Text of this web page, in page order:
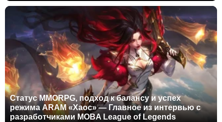
Статус MMORPG, подход к балансу и успех
режима ARAM «Хаос» — Главное из интервью с
разработчиками MOBA League of Legends